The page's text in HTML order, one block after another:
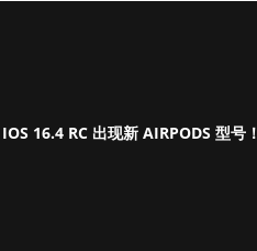
16.4 RC 出现新 AIRPODS 型号！